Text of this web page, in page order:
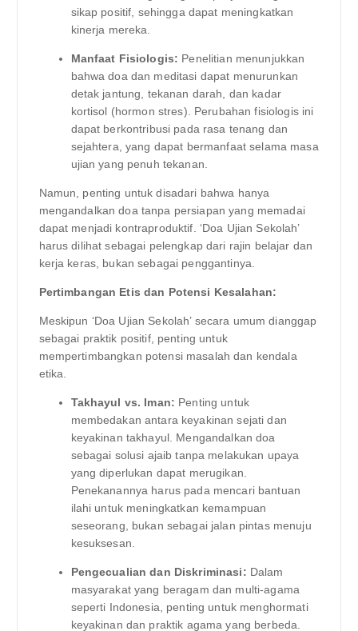
sikap positif, sehingga dapat meningkatkan
kinerja mereka.
Manfaat Fisiologis: Penelitian menunjukkan
bahwa doa dan meditasi dapat menurunkan
detak jantung, tekanan darah, dan kadar
kortisol (hormon stres). Perubahan fisiologis ini
dapat berkontribusi pada rasa tenang dan
sejahtera, yang dapat bermanfaat selama masa
ujian yang penuh tekanan.
Namun, penting untuk disadari bahwa hanya
mengandalkan doa tanpa persiapan yang memadai
dapat menjadi kontraproduktif. ‘Doa Ujian Sekolah’
harus dilihat sebagai pelengkap dari rajin belajar dan
kerja keras, bukan sebagai penggantinya.
Pertimbangan Etis dan Potensi Kesalahan:
Meskipun ‘Doa Ujian Sekolah’ secara umum dianggap
sebagai praktik positif, penting untuk
mempertimbangkan potensi masalah dan kendala
etika.
Takhayul vs. Iman: Penting untuk
membedakan antara keyakinan sejati dan
keyakinan takhayul. Mengandalkan doa
sebagai solusi ajaib tanpa melakukan upaya
yang diperlukan dapat merugikan.
Penekanannya harus pada mencari bantuan
ilahi untuk meningkatkan kemampuan
seseorang, bukan sebagai jalan pintas menuju
kesuksesan.
Pengecualian dan Diskriminasi: Dalam
masyarakat yang beragam dan multi-agama
seperti Indonesia, penting untuk menghormati
keyakinan dan praktik agama yang berbeda.